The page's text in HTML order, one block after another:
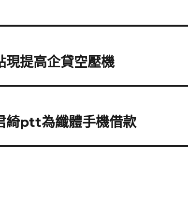
現提高企貸空壓機
綺ptt為纖體手機借款